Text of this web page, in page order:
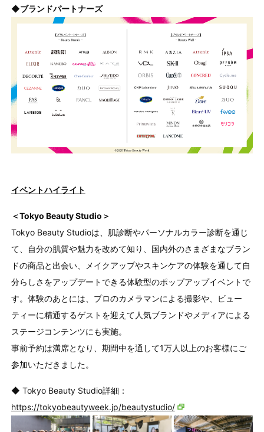
◆ブランドパートナーズ
イベントハイライト
＜Tokyo Beauty Studio＞
Tokyo Beauty Studioは、肌診断やパーソナルカラー診断を通じ
て、自分の肌質や魅力を改めて知り、国内外のさまざまなブラン
ドの商品と出会い、メイクアップやスキンケアの体験を通して自
分らしさをアップデートできる体験型のポップアップイベントで
す。体験のあとには、プロのカメラマンによる撮影や、ビュー
ティーに精通するゲストを迎えて人気ブランドやメディアによる
ステージコンテンツにも実施。
事前予約は満席となり、期間中を通して1万人以上のお客様にご
参加いただきました。
◆ Tokyo Beauty Studio詳細：
https://tokyobeautyweek.jp/beautystudio/